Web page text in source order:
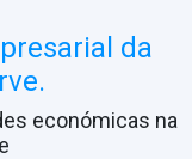
da
económicas na